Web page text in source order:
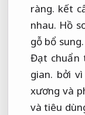
ràng. kết
nhau. Hồ
gỗ bổ sung.
Đạt chuẩn
gian. bởi
xương và
và tiêu